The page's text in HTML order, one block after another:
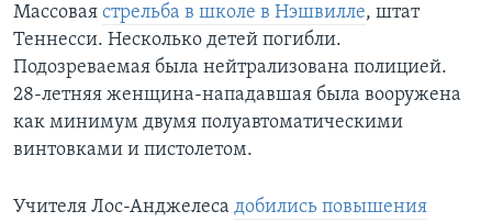
Массовая стрельба в школе в Нэшвилле, штат
Теннесси. Несколько детей погибли.
Подозреваемая была нейтрализована полицией.
28-летняя женщина-нападавшая была вооружена
как минимум двумя полуавтоматическими
винтовками и пистолетом.
Учителя Лос-Анджелеса добились повышения